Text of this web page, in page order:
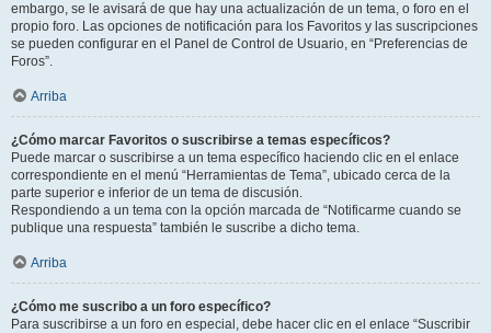
embargo, se le avisará de que hay una actualización de un tema, o foro en el
propio foro. Las opciones de notificación para los Favoritos y las suscripciones
se pueden configurar en el Panel de Control de Usuario, en “Preferencias de
Foros”.
Arriba
¿Cómo marcar Favoritos o suscribirse a temas específicos?
Puede marcar o suscribirse a un tema específico haciendo clic en el enlace
correspondiente en el menú “Herramientas de Tema”, ubicado cerca de la
parte superior e inferior de un tema de discusión.
Respondiendo a un tema con la opción marcada de “Notificarme cuando se
publique una respuesta” también le suscribe a dicho tema.
Arriba
¿Cómo me suscribo a un foro específico?
Para suscribirse a un foro en especial, debe hacer clic en el enlace “Suscribir